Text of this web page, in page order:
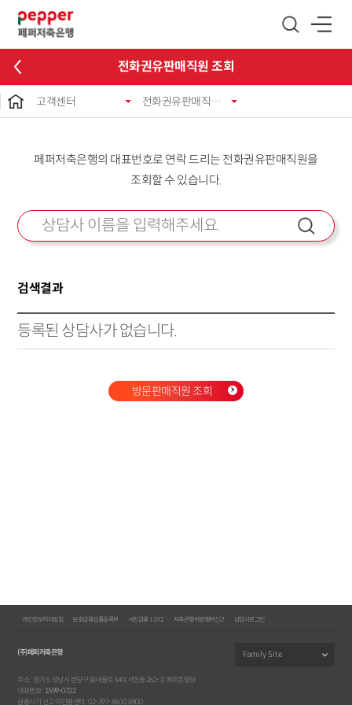
전화권유판매직원 조회
고객센터 전화권유판매직원 조회
페퍼저축은행의 대표번호로 연락 드리는 전화권유판매직원을
조회할 수 있습니다.
검색결과
등록된 상담사가 없습니다.
방문판매직원 조회
개인정보처리방침 보호금융상품등록부 서민금융 1332 저축은행위법행위신고 상담사로그인
(주)페퍼저축은행
주소 : 경기도 성남시 분당구 황새울로 340(서현동 262-1) 페퍼존빌딩
대표번호 : 1599-0722
금융사기 신고 야간콜센터 : 02-397-8600, 8800